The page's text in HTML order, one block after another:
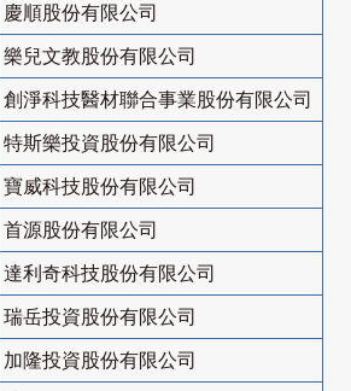
慶順股份有限公司
樂兒文教股份有限公司
創淨科技醫材聯合事業股份有限公司
特斯樂投資股份有限公司
寶威科技股份有限公司
首源股份有限公司
達利奇科技股份有限公司
瑞岳投資股份有限公司
加隆投資股份有限公司